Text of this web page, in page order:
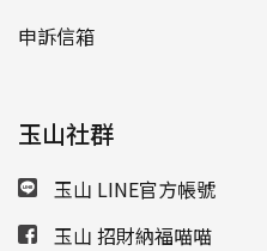
申訴信箱
玉山社群
玉山 LINE官方帳號
玉山 招財納福喵喵